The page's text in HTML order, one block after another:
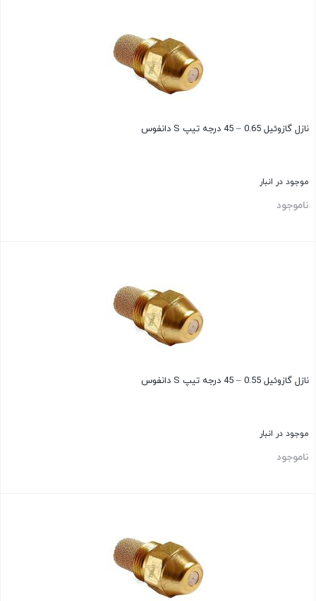
نازل گازوئیل 0.65 – 45 درجه تیپ S دانفوس
موجود در انبار
ناموجود
نازل گازوئیل 0.55 – 45 درجه تیپ S دانفوس
موجود در انبار
ناموجود